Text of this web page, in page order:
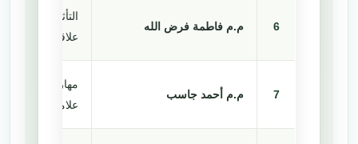
6 م.م فاطمة فرض الله
التأثير
علاقة الأدب
7 م.م أحمد جاسب
مهارات البحث
علامات الترقيم